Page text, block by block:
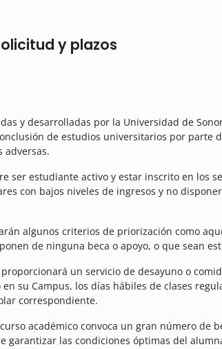
y plazos
y desarrolladas por la Universidad de
de estudios universitarios por parte
adversas.
ser estudiante activo y estar inscrito en los
con bajos niveles de ingresos y no
algunos criterios de priorización como
de ninguna beca o apoyo, o que sean
un servicio de desayuno o
su Campus, los días hábiles de clases
correspondiente.
académico convoca un gran número de
garantizar las condiciones óptimas del